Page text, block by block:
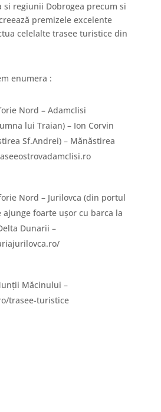
si regiunii Dobrogea precum si
premizele excelente
celelalte trasee turistice din
enumera :
Nord – Adamclisi
lui Traian) – Ion Corvin
Sf.Andrei) – Mănăstirea
Nord – Jurilovca (din portul
ajunge foarte ușor cu barca la
Dunarii –
Măcinului –
trasee-turistice